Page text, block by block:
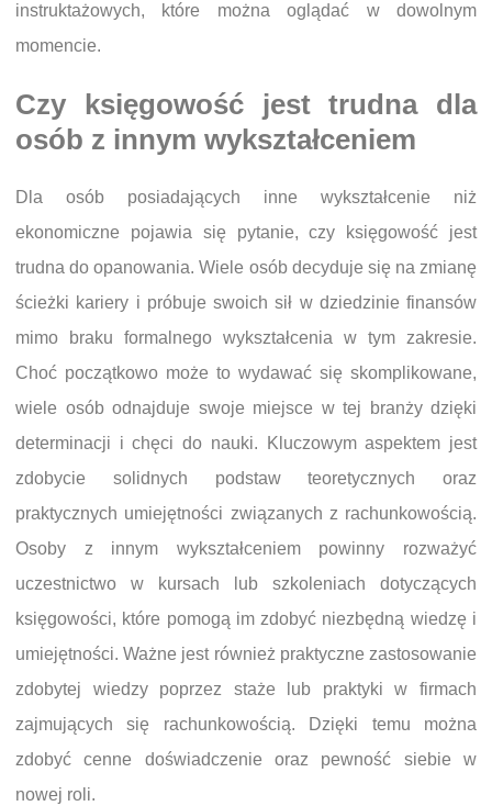
instruktażowych, które można oglądać w dowolnym
momencie.
Czy księgowość jest trudna dla
osób z innym wykształceniem
Dla osób posiadających inne wykształcenie niż
ekonomiczne pojawia się pytanie, czy księgowość jest
trudna do opanowania. Wiele osób decyduje się na zmianę
ścieżki kariery i próbuje swoich sił w dziedzinie finansów
mimo braku formalnego wykształcenia w tym zakresie.
Choć początkowo może to wydawać się skomplikowane,
wiele osób odnajduje swoje miejsce w tej branży dzięki
determinacji i chęci do nauki. Kluczowym aspektem jest
zdobycie solidnych podstaw teoretycznych oraz
praktycznych umiejętności związanych z rachunkowością.
Osoby z innym wykształceniem powinny rozważyć
uczestnictwo w kursach lub szkoleniach dotyczących
księgowości, które pomogą im zdobyć niezbędną wiedzę i
umiejętności. Ważne jest również praktyczne zastosowanie
zdobytej wiedzy poprzez staże lub praktyki w firmach
zajmujących się rachunkowością. Dzięki temu można
zdobyć cenne doświadczenie oraz pewność siebie w
nowej roli.